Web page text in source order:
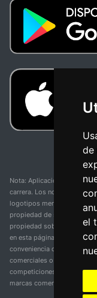
de
el
Nota: Aplicación y web no
carrera. Los nombres de
logotipos mencionados en
propiedad de sus
propiedad sobre estas
en esta página se presenta
conveniencia de nuestros
comerciales o logotipos
competiciones y no implica
marcas comerciales